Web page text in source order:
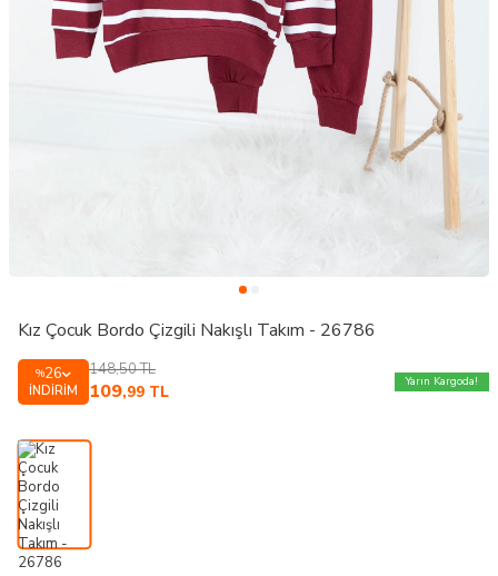
Kız Çocuk Bordo Çizgili Nakışlı Takım - 26786
%26
İNDIRIM
148,50TL
109,99 TL
Yarın Kargoda!